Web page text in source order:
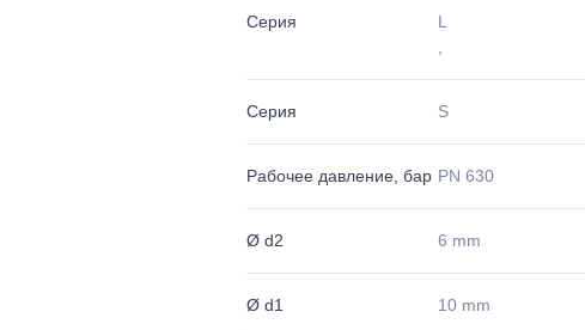
Серия
L
Серия S
Рабочее давление, бар PN 630
Ø d2 6 mm
Ø d1 10 mm